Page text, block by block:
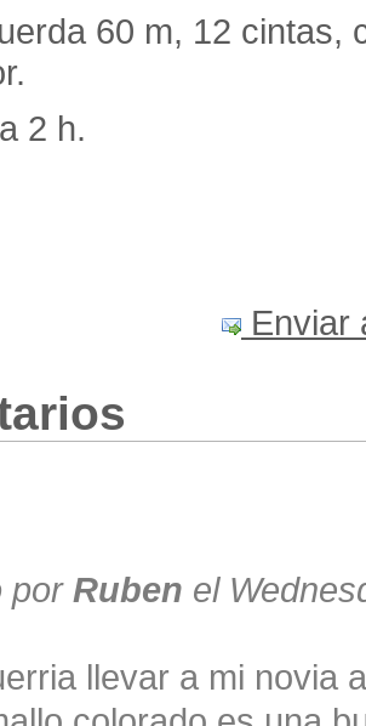
60 m, 12 cintas,
2 h.
Enviar
por Ruben el
llevar a mi novia